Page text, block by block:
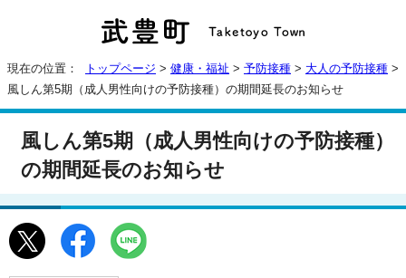
現在の位置： トップページ > 健康・福祉 > 予防接種 > 大人の予防接種 >
風しん第5期（成人男性向けの予防接種）の期間延長のお知らせ
風しん第5期（成人男性向けの予防接種）
の期間延長のお知らせ